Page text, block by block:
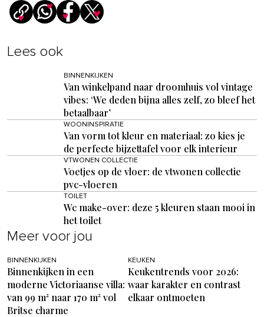
Lees ook
BINNENKIJKEN
Van winkelpand naar droomhuis vol vintage
vibes: ‘We deden bijna alles zelf, zo bleef het
betaalbaar’
WOONINSPIRATIE
Van vorm tot kleur en materiaal: zo kies je
de perfecte bijzettafel voor elk interieur
VTWONEN COLLECTIE
Voetjes op de vloer: de vtwonen collectie
pvc-vloeren
TOILET
Wc make-over: deze 5 kleuren staan mooi in
het toilet
Meer voor jou
BINNENKIJKEN
Binnenkijken in een
moderne Victoriaanse villa:
van 99 m² naar 170 m² vol
Britse charme
KEUKEN
Keukentrends voor 2026:
waar karakter en contrast
elkaar ontmoeten